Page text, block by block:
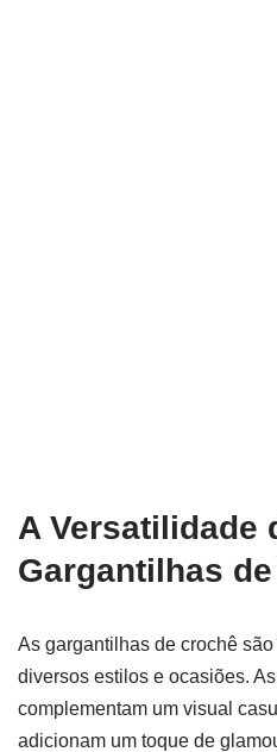
A Versatilidade
Gargantilhas
As gargantilhas de crochê
diversos estilos e ocasiões.
complementam um visual
adicionam um toque de